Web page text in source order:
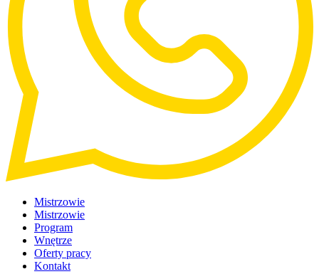
Mistrzowie
Mistrzowie
Program
Wnętrze
Oferty pracy
Kontakt